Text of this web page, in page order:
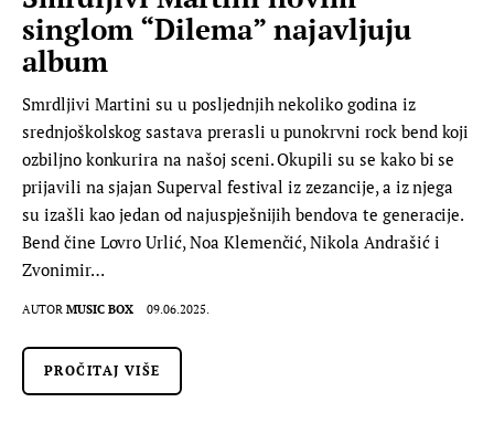
singlom “Dilema” najavljuju
album
Smrdljivi Martini su u posljednjih nekoliko godina iz
srednjoškolskog sastava prerasli u punokrvni rock bend koji
ozbiljno konkurira na našoj sceni. Okupili su se kako bi se
prijavili na sjajan Superval festival iz zezancije, a iz njega
su izašli kao jedan od najuspješnijih bendova te generacije.
Bend čine Lovro Urlić, Noa Klemenčić, Nikola Andrašić i
Zvonimir…
AUTOR MUSIC BOX 09.06.2025.
PROČITAJ VIŠE